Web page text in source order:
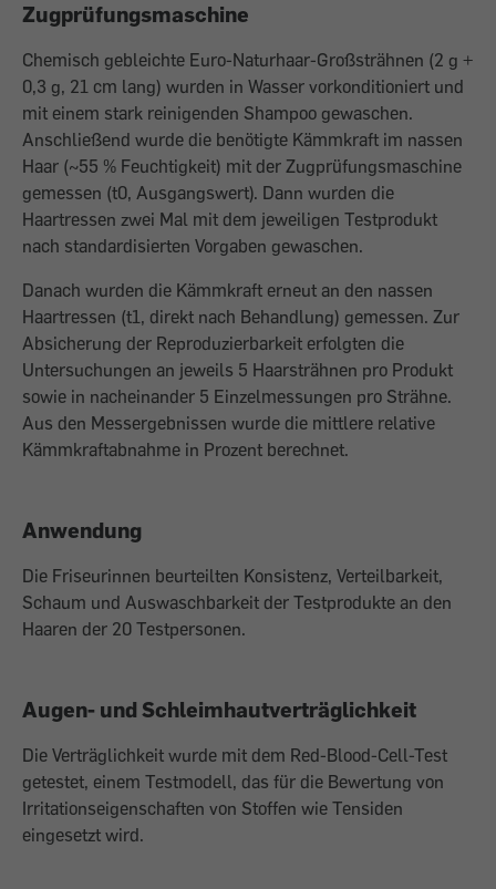
Zugprüfungsmaschine
Chemisch gebleichte Euro-Naturhaar-Großsträhnen (2 g +
0,3 g, 21 cm lang) wurden in Wasser vorkonditioniert und
mit einem stark reinigenden Shampoo gewaschen.
Anschließend wurde die benötigte Kämmkraft im nassen
Haar (~55 % Feuchtigkeit) mit der Zugprüfungsmaschine
gemessen (t0, Ausgangswert). Dann wurden die
Haartressen zwei Mal mit dem jeweiligen Testprodukt
nach standardisierten Vorgaben gewaschen.
Danach wurden die Kämmkraft erneut an den nassen
Haartressen (t1, direkt nach Behandlung) gemessen. Zur
Absicherung der Reproduzierbarkeit erfolgten die
Untersuchungen an jeweils 5 Haarsträhnen pro Produkt
sowie in nacheinander 5 Einzelmessungen pro Strähne.
Aus den Messergebnissen wurde die mittlere relative
Kämmkraftabnahme in Prozent berechnet.
Anwendung
Die Friseurinnen beurteilten Konsistenz, Verteilbarkeit,
Schaum und Auswaschbarkeit der Testprodukte an den
Haaren der 20 Testpersonen.
Augen- und Schleimhautverträglichkeit
Die Verträglichkeit wurde mit dem Red-Blood-Cell-Test
getestet, einem Testmodell, das für die Bewertung von
Irritationseigenschaften von Stoffen wie Tensiden
eingesetzt wird.